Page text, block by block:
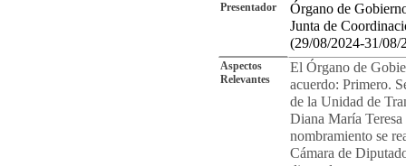
Presentador
Órgano de
Junta de
(29/08/2024-31/08/
Aspectos
Relevantes
El Órgano de
acuerdo: Primero.
de la Unidad de
Diana María
nombramiento se
Cámara de